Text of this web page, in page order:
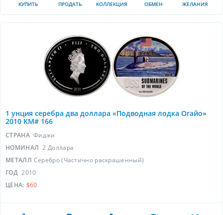
КУПИТЬ ПРОДАТЬ КОЛЛЕКЦИЯ ОБМЕН ЖЕЛАНИЯ
1 унция серебра два доллара «Подводная лодка Огайо»
2010 KM# 166
СТРАНА Фиджи
НОМИНАЛ 2 Доллара
МЕТАЛЛ Серебро (Частично раскрашенный)
ГОД 2010
ЦЕНА: $60